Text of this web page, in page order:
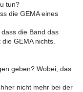
tun?
die GEMA eines
die Band das
GEMA nichts.
geben? Wobei, das
nicht mehr bei der